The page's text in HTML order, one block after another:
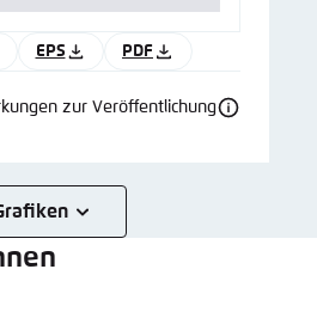
EPS PDF
zur Veröffentlichung